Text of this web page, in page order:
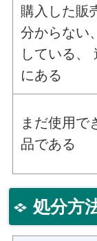
購入した販
分からない
している、
にある
まだ使用で
品である
処分方